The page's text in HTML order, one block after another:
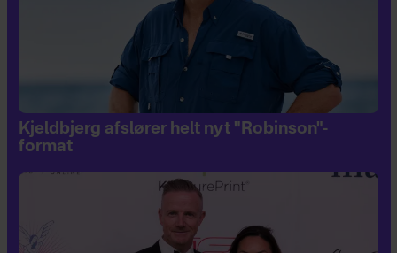
Kjeldbjerg afslører helt nyt "Robinson"-
format